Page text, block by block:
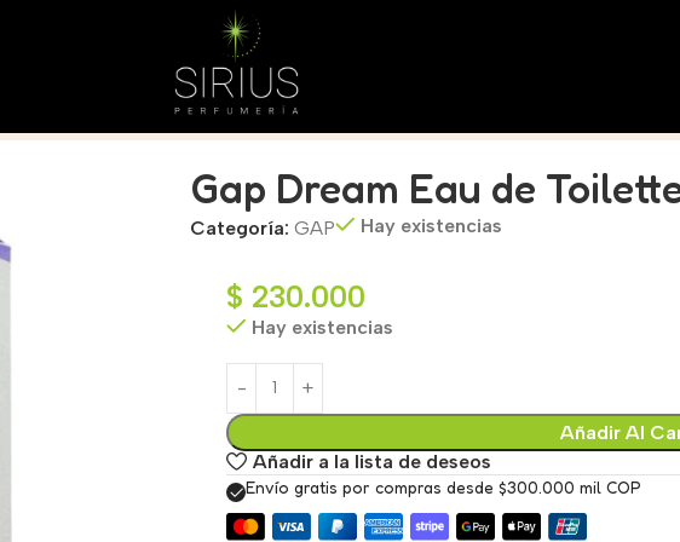
Gap Dream Eau de
Categoría: GAP Hay existencias
$ 230.000
Hay existencias
Añadir Al
Añadir a la lista de deseos
Envío gratis por compras desde $300.000 mil COP